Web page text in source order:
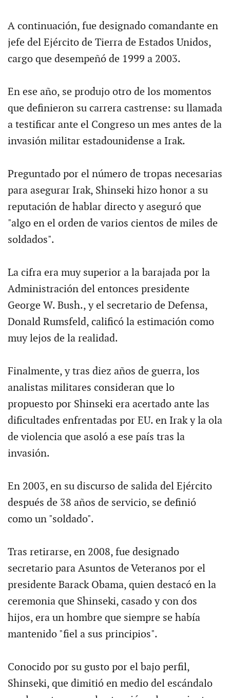
A continuación, fue designado comandante en
jefe del Ejército de Tierra de Estados Unidos,
cargo que desempeñó de 1999 a 2003.
En ese año, se produjo otro de los momentos
que definieron su carrera castrense: su llamada
a testificar ante el Congreso un mes antes de la
invasión militar estadounidense a Irak.
Preguntado por el número de tropas necesarias
para asegurar Irak, Shinseki hizo honor a su
reputación de hablar directo y aseguró que
"algo en el orden de varios cientos de miles de
soldados".
La cifra era muy superior a la barajada por la
Administración del entonces presidente
George W. Bush., y el secretario de Defensa,
Donald Rumsfeld, calificó la estimación como
muy lejos de la realidad.
Finalmente, y tras diez años de guerra, los
analistas militares consideran que lo
propuesto por Shinseki era acertado ante las
dificultades enfrentadas por EU. en Irak y la ola
de violencia que asoló a ese país tras la
invasión.
En 2003, en su discurso de salida del Ejército
después de 38 años de servicio, se definió
como un "soldado".
Tras retirarse, en 2008, fue designado
secretario para Asuntos de Veteranos por el
presidente Barack Obama, quien destacó en la
ceremonia que Shinseki, casado y con dos
hijos, era un hombre que siempre se había
mantenido "fiel a sus principios".
Conocido por su gusto por el bajo perfil,
Shinseki, que dimitió en medio del escándalo